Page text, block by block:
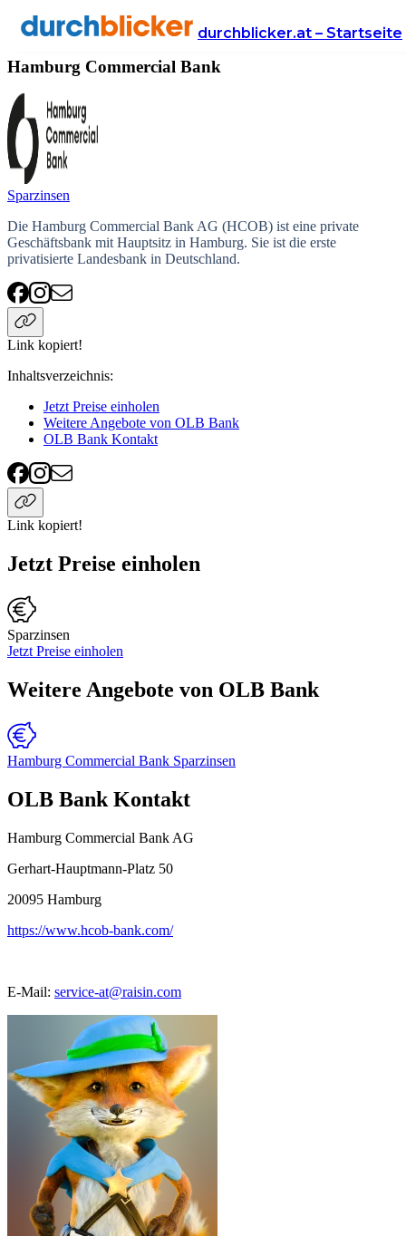
durchblicker.at – Startseite
Anbieter Finanzen Hamburg Commercial Bank
Hamburg Commercial Bank
Sparzinsen
Die Hamburg Commercial Bank AG (HCOB) ist eine private
Geschäftsbank mit Hauptsitz in Hamburg. Sie ist die erste
privatisierte Landesbank in Deutschland.
Link kopiert!
Inhaltsverzeichnis:
Jetzt Preise einholen
Weitere Angebote von OLB Bank
OLB Bank Kontakt
Link kopiert!
Jetzt Preise einholen
Sparzinsen
Jetzt Preise einholen
Weitere Angebote von OLB Bank
Hamburg Commercial Bank Sparzinsen
OLB Bank Kontakt
Hamburg Commercial Bank AG
Gerhart-Hauptmann-Platz 50
20095 Hamburg
https://www.hcob-bank.com/
E-Mail: service-at@raisin.com